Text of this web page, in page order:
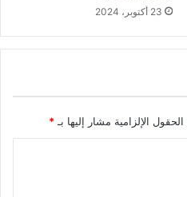
23 أكتوبر، 2024
الحقول الإلزامية مشار إليها بـ *